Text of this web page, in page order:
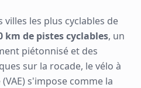
les plus cyclables de
km de pistes cyclables, un
piétonnisé et des
sur la rocade, le vélo à
s'impose comme la